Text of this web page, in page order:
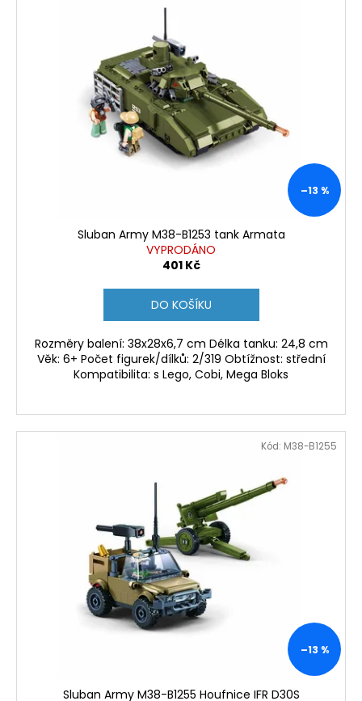
–13 %
Sluban Army M38-B1253 tank Armata
VYPRODÁNO
401 Kč
DO KOŠÍKU
Rozměry balení: 38x28x6,7 cm Délka tanku: 24,8 cm
Věk: 6+ Počet figurek/dílků: 2/319 Obtížnost: střední
Kompatibilita: s Lego, Cobi, Mega Bloks
–13 %
Sluban Army M38-B1255 Houfnice IFR D30S
Kód: M38-B1255